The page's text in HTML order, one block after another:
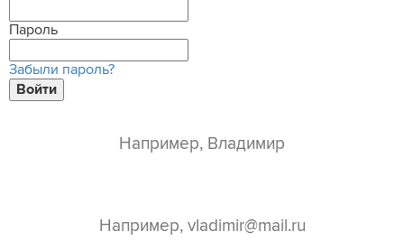
Пароль
Забыли пароль?
Войти